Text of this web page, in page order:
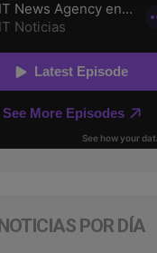
NOTICIAS POR DÍA